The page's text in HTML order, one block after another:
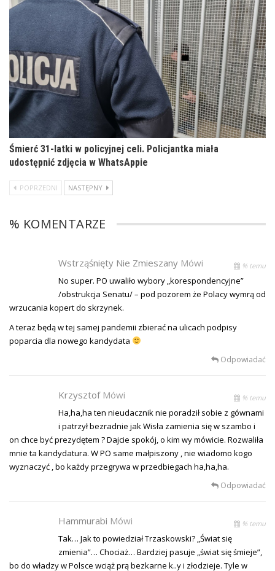
Śmierć 31-latki w policyjnej celi. Policjantka miała
udostępnić zdjęcia w WhatsAppie
POPRZEDNI NASTĘPNY
% KOMENTARZE
Wstrząśnięty Nie Zmieszany Mówi % temu
No super. PO uwaliło wybory „korespondencyjne”
/obstrukcja Senatu/ – pod pozorem że Polacy wymrą od
wrzucania kopert do skrzynek.
A teraz będą w tej samej pandemii zbierać na ulicach podpisy
poparcia dla nowego kandydata
Odpowiadać
Krzysztof Mówi % temu
Ha,ha,ha ten nieudacznik nie poradził sobie z gównami
i patrzył bezradnie jak Wisła zamienia się w szambo i
on chce być prezydętem ? Dajcie spokój, o kim wy mówicie. Rozwaliła
mnie ta kandydatura. W PO same małpiszony , nie wiadomo kogo
wyznaczyć , bo każdy przegrywa w przedbiegach ha,ha,ha.
Odpowiadać
Hammurabi Mówi % temu
Tak… Jak to powiedział Trzaskowski? „Świat się
zmienia”… Chociaż… Bardziej pasuje „świat się śmieje”,
bo do władzy w Polsce wciąż prą bezkarne k..y i złodzieje. Tyle w